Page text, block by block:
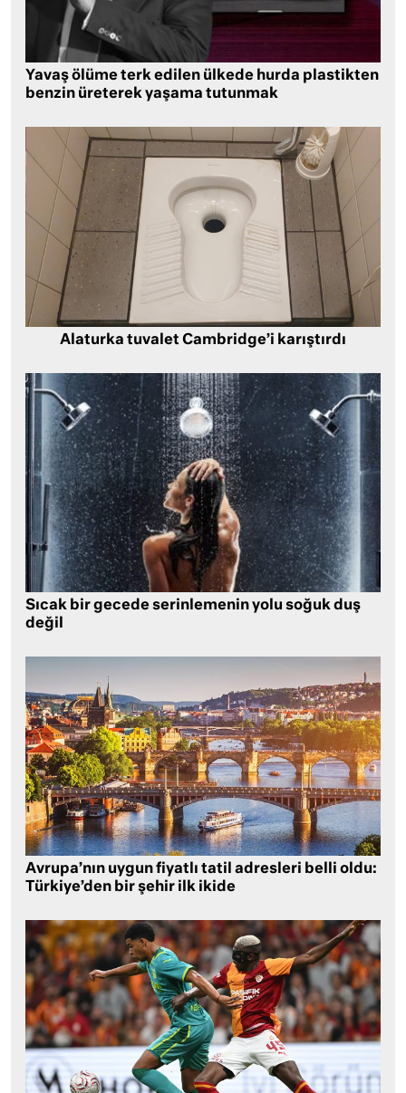
Yavaş ölüme terk edilen ülkede hurda plastikten
benzin üreterek yaşama tutunmak
Alaturka tuvalet Cambridge’i karıştırdı
Sıcak bir gecede serinlemenin yolu soğuk duş
değil
Avrupa’nın uygun fiyatlı tatil adresleri belli oldu:
Türkiye’den bir şehir ilk ikide